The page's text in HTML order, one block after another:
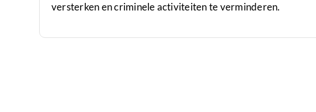
versterken en criminele activiteiten te verminderen.